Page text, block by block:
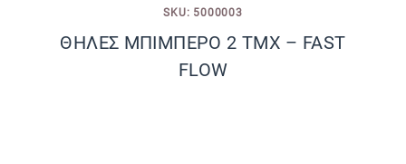
SKU: 5000003
ΘΗΛΕΣ ΜΠΙΜΠΕΡΟ 2 ΤΜΧ – FAST
FLOW